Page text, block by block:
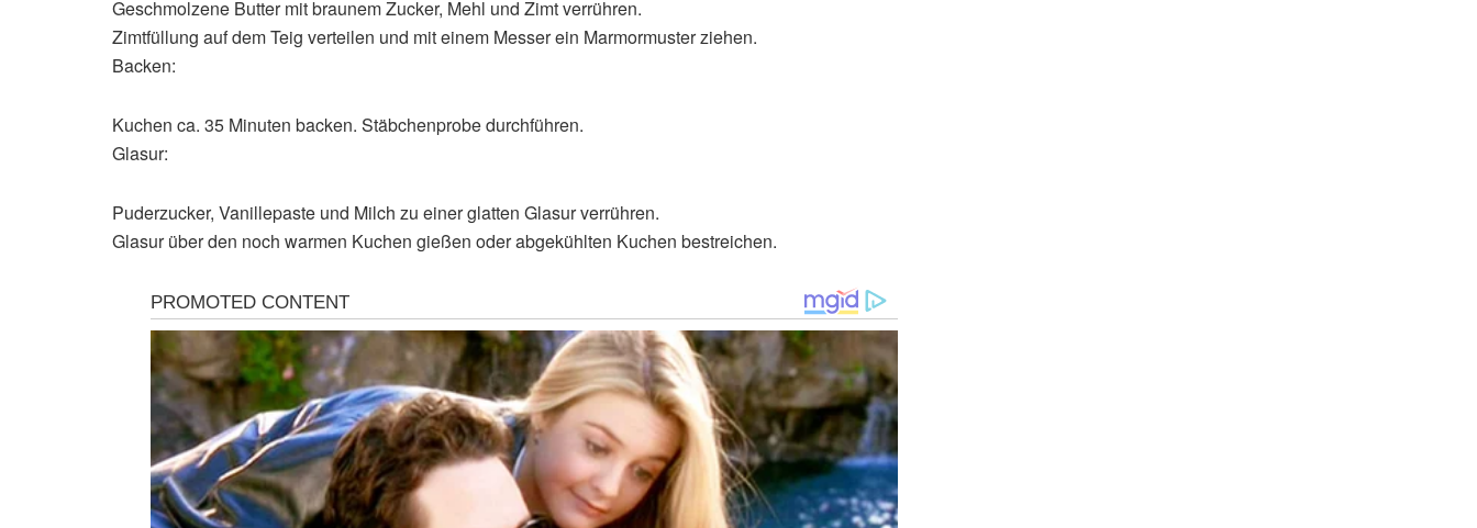
Geschmolzene Butter mit braunem Zucker, Mehl und Zimt verrühren.
Zimtfüllung auf dem Teig verteilen und mit einem Messer ein Marmormuster ziehen.
Backen:
Kuchen ca. 35 Minuten backen. Stäbchenprobe durchführen.
Glasur:
Puderzucker, Vanillepaste und Milch zu einer glatten Glasur verrühren.
Glasur über den noch warmen Kuchen gießen oder abgekühlten Kuchen bestreichen.